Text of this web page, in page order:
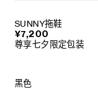
SUNNY拖鞋
¥7,200
尊享七夕限定包装
黑色